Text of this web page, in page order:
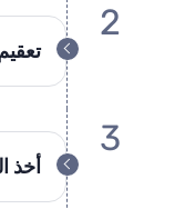
2
أخذ
3